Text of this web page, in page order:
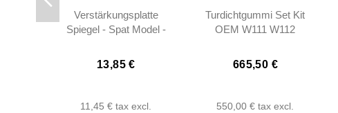
Verstärkungsplatte
Spiegel - Spat Model -
13,85 €
11,45 € tax excl.
Turdichtgummi Set Kit
OEM W111 W112
1117206378 -
1117206478
665,50 €
550,00 € tax excl.